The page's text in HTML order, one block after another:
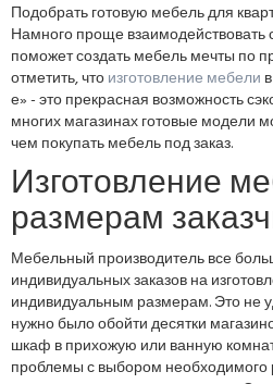
Подобрать готовую мебель для
Намного проще взаимодействовать
поможет создать мебель мечты по
отметить, чтоизготовление мебели
е» - это прекрасная возможность
многих магазинах готовые модели
чем покупать мебель под заказ.
Изготовление
размерам
Мебельный производитель все
индивидуальных заказов на
индивидуальным размерам. Это не
нужно было обойти десятки
шкаф в прихожую или ванную
проблемы с выбором необходимого